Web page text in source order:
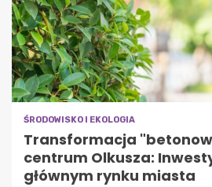
ŚRODOWISKO I EKOLOGIA
Transformacja
centrum Olkusza:
głównym rynku miasta